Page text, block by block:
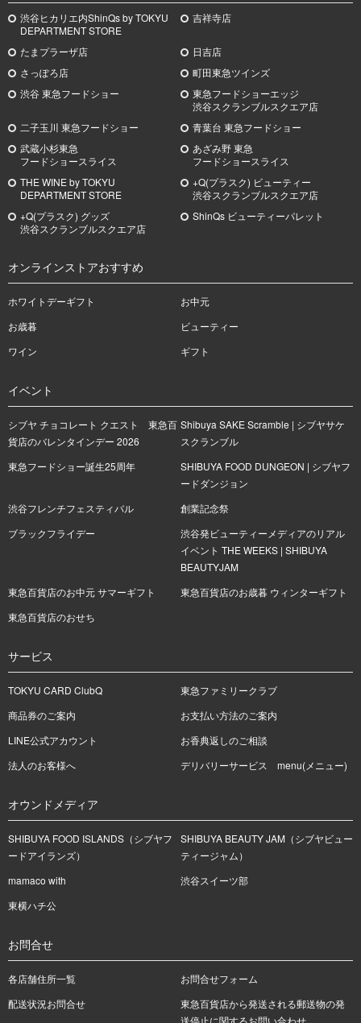
渋谷ヒカリエ内ShinQs by TOKYU
DEPARTMENT STORE
吉祥寺店
たまプラーザ店
日吉店
さっぽろ店
町田東急ツインズ
渋谷 東急フードショー
東急フードショーエッジ
渋谷スクランブルスクエア店
二子玉川 東急フードショー
青葉台 東急フードショー
武蔵小杉東急
フードショースライス
あざみ野東急
フードショースライス
THE WINE by TOKYU
DEPARTMENT STORE
+Q(プラスク) ビューティー
渋谷スクランブルスクエア店
+Q(プラスク) グッズ
渋谷スクランブルスクエア店
ShinQs ビューティーパレット
オンラインストアおすすめ
ホワイトデーギフト
お中元
お歳暮
ビューティー
ワイン
ギフト
イベント
シブヤ チョコレート クエスト 東急百
貨店のバレンタインデー 2026
Shibuya SAKE Scramble | シブヤサケ
スクランブル
東急フードショー誕生25周年
SHIBUYA FOOD DUNGEON | シブヤフ
ードダンジョン
渋谷フレンチフェスティバル
創業記念祭
ブラックフライデー
渋谷発ビューティーメディアのリアル
イベント THE WEEKS | SHIBUYA
BEAUTYJAM
東急百貨店のお中元 サマーギフト
東急百貨店のお歳暮 ウィンターギフト
東急百貨店のおせち
サービス
TOKYU CARD ClubQ
東急ファミリークラブ
商品券のご案内
お支払い方法のご案内
LINE公式アカウント
お香典返しのご相談
法人のお客様へ
デリバリーサービス menu(メニュー)
オウンドメディア
SHIBUYA FOOD ISLANDS（シブヤフ
ードアイランズ）
SHIBUYA BEAUTY JAM（シブヤビュー
ティージャム）
mamaco with
渋谷スイーツ部
東横ハチ公
お問合せ
各店舗住所一覧
お問合せフォーム
配送状況お問合せ
東急百貨店から発送される郵送物の発
送停止に関するお問い合わせ